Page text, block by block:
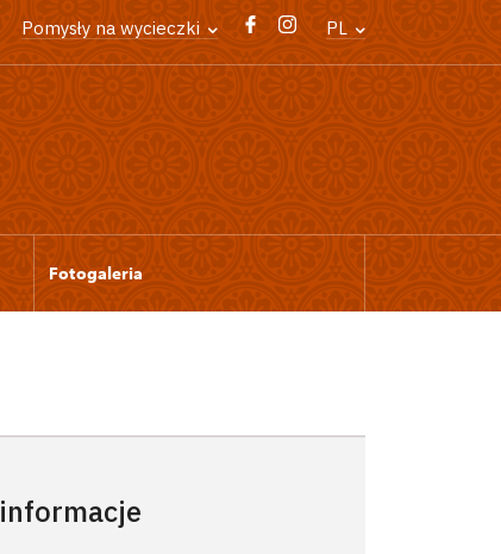
Pomysły na wycieczki PL
Fotogaleria
informacje